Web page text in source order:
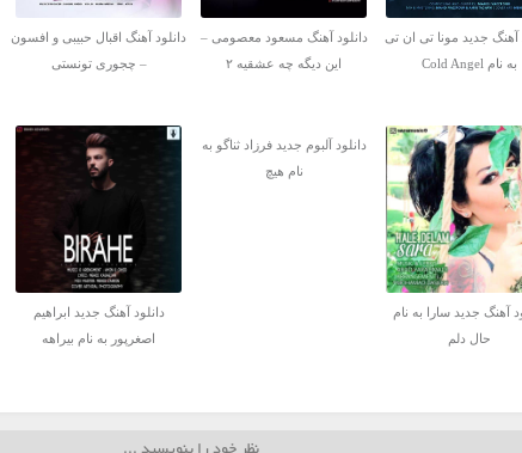
آهنگ جدید مونا تی ان تی
به نام Cold Angel
دانلود آهنگ مسعود معصومی –
این دیگه چه عشقیه ۲
دانلود آهنگ اقبال حبیبی و افسون
– چجوری تونستی
آهنگ جدید سارا به نام
حال دلم
دانلود آلبوم جدید فرزاد ثناگو به
نام هیچ
دانلود آهنگ جدید ابراهیم
اصغرپور به نام بیراهه